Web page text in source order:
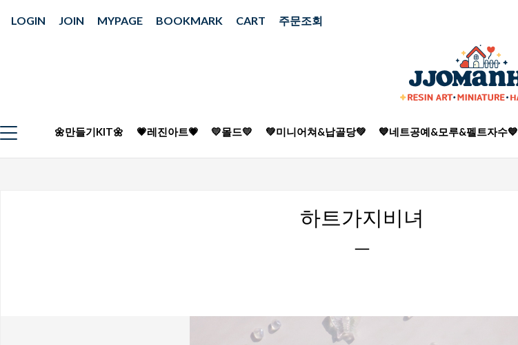
LOGIN JOIN MYPAGE BOOKMARK CART 주문조회
🌼만들기KIT🌼 💗레진아트💗 💛몰드💛 💚미니어쳐&납골당💚 💙네트공예&모루&펠트자수💙
하트가지비녀
ㅡ